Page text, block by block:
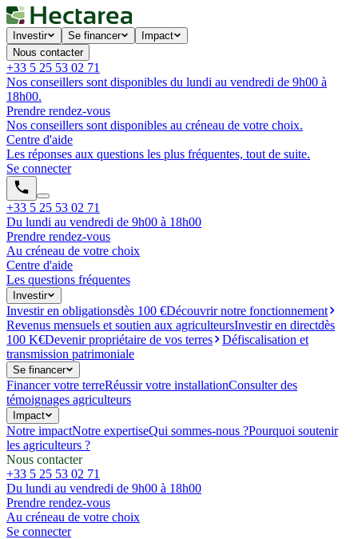
Investir Se financer
Impact
Nous contacter
+33 5 25 53 02 71
Nos conseillers sont disponibles du lundi au vendredi de 9h00 à
18h00.
Prendre rendez-vous
Nos conseillers sont disponibles au créneau de votre choix.
Centre d'aide
Les réponses aux questions les plus fréquentes, tout de suite.
Se connecter
+33 5 25 53 02 71
Du lundi au vendredi de 9h00 à 18h00
Prendre rendez-vous
Au créneau de votre choix
Centre d'aide
Les questions fréquentes
Investir
Investir en obligationsdès 100 €Découvrir notre fonctionnement
Revenus mensuels et soutien aux agriculteursInvestir en directdès
100 K€Devenir propriétaire de vos terres
Défiscalisation et
transmission patrimoniale
Se financer
Financer votre terreRéussir votre installationConsulter des
témoignages agriculteurs
Impact
Notre impactNotre expertiseQui sommes-nous ?Pourquoi soutenir
les agriculteurs ?
Nous contacter
+33 5 25 53 02 71
Du lundi au vendredi de 9h00 à 18h00
Prendre rendez-vous
Au créneau de votre choix
Se connecter